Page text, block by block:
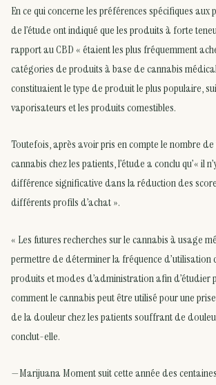
En ce qui concerne les préférences spécifiques aux
de l’étude ont indiqué que les produits à forte
rapport au CBD « étaient les plus fréquemment
catégories de produits à base de cannabis
constituaient le type de produit le plus populaire,
vaporisateurs et les produits comestibles.
Toutefois, après avoir pris en compte le nombre
cannabis chez les patients, l’étude a conclu qu’« il
différence significative dans la réduction des
différents profils d’achat ».
« Les futures recherches sur le cannabis à usage
permettre de déterminer la fréquence
produits et modes d’administration afin d’étudier
comment le cannabis peut être utilisé pour une
de la douleur chez les patients souffrant de
conclut-elle.
—Marijuana Moment suit cette année des